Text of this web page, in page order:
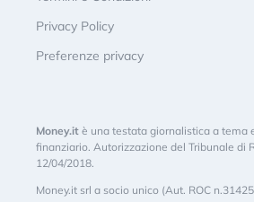
Privacy Policy
Preferenze privacy
Money.it è una testata giornalistica a tema
finanziario. Autorizzazione del Tribunale di
12/04/2018.
Money.it srl a socio unico (Aut. ROC